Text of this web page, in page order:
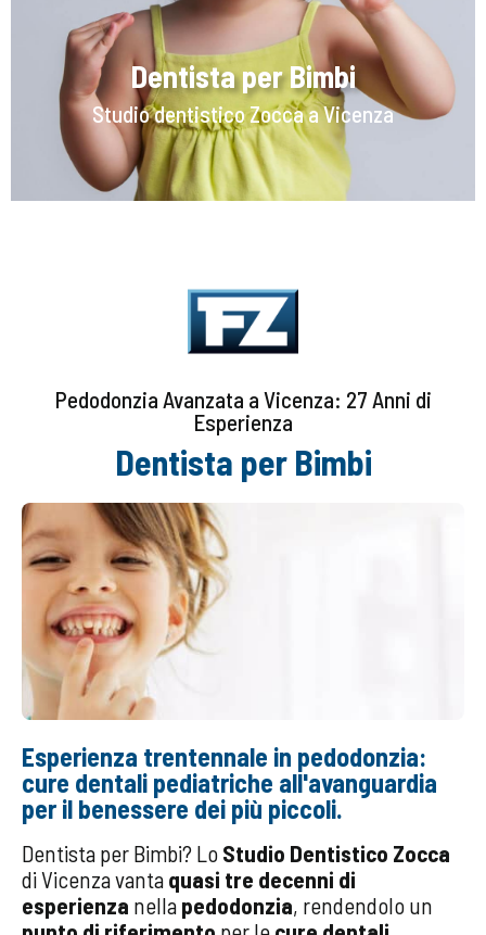
Dentista per Bimbi
Studio dentistico Zocca a Vicenza
Pedodonzia Avanzata a Vicenza: 27 Anni di
Esperienza
Dentista per Bimbi
Esperienza trentennale in pedodonzia:
cure dentali pediatriche all'avanguardia
per il benessere dei più piccoli.
Dentista per Bimbi? Lo Studio Dentistico Zocca
di Vicenza vanta quasi tre decenni di
esperienza nella pedodonzia, rendendolo un